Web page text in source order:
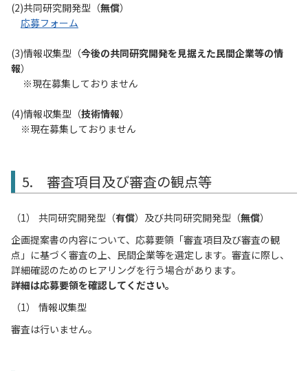
(2)共同研究開発型（無償）
応募フォーム
(3)情報収集型（今後の共同研究開発を見据えた民間企業等の情
報）
※現在募集しておりません
(4)情報収集型（技術情報）
※現在募集しておりません
5. 審査項目及び審査の観点等
共同研究開発型（有償）及び共同研究開発型（無償）
企画提案書の内容について、応募要領「審査項目及び審査の観
点」に基づく審査の上、民間企業等を選定します。審査に際し、
詳細確認のためのヒアリングを行う場合があります。
詳細は応募要領を確認してください。
情報収集型
審査は行いません。